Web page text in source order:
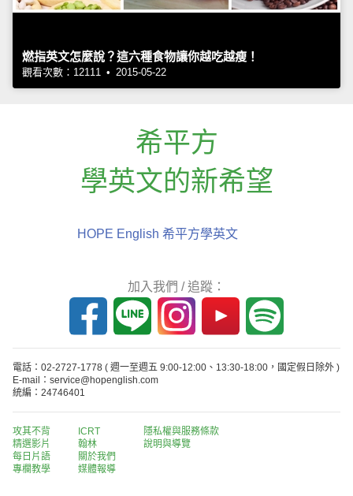
燃指英文怎麼說？這六種食物讓你越吃越瘦！
觀看次數：12111 • 2015-05-22
希平方
學英文的新希望
HOPE English 希平方學英文
加入我們 / 追蹤：
電話：02-2727-1778 ( 週一至週五 9:00-12:00、13:30-18:00，國定假日除外 )
E-mail：service@hopenglish.com
統編：24746401
攻其不背
精選影片
每日片語
專欄教學
ICRT
翰林
關於我們
媒體報導
隱私權與服務條款
說明與導覽